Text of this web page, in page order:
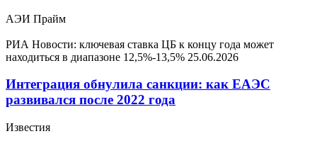
АЭИ Прайм
РИА Новости: ключевая ставка ЦБ к концу года может
находиться в диапазоне 12,5%-13,5% 25.06.2026
Интеграция обнулила санкции: как ЕАЭС
развивался после 2022 года
Известия